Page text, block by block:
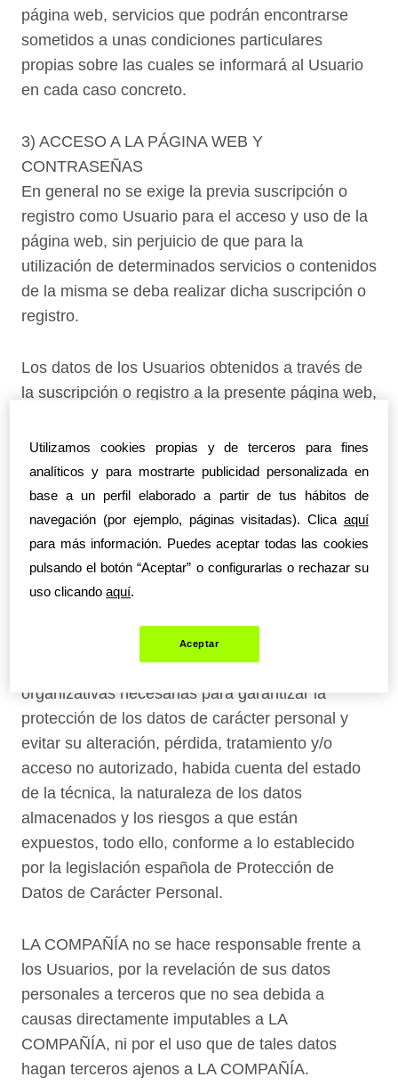
página web, servicios que podrán encontrarse
sometidos a unas condiciones particulares
propias sobre las cuales se informará al Usuario
en cada caso concreto.
3) ACCESO A LA PÁGINA WEB Y
CONTRASEÑAS
En general no se exige la previa suscripción o
registro como Usuario para el acceso y uso de la
página web, sin perjuicio de que para la
utilización de determinados servicios o contenidos
de la misma se deba realizar dicha suscripción o
registro.
Los datos de los Usuarios obtenidos a través de
la suscripción o registro a la presente página web,
por ellos mismos. El Usuario se compromete a
mantener su contraseña en secreto y a protegerla
de usos no autorizados por terceros. El Usuario
deberá notificar a LA COMPAÑÍA inmediatamente
cualquier uso no consentido de su cuenta o
cualquier violación de la seguridad relacionada
con el servicio de la página web, de la que haya
LA COMPAÑÍA adopta las medidas técnicas y
organizativas necesarias para garantizar la
protección de los datos de carácter personal y
evitar su alteración, pérdida, tratamiento y/o
acceso no autorizado, habida cuenta del estado
de la técnica, la naturaleza de los datos
almacenados y los riesgos a que están
expuestos, todo ello, conforme a lo establecido
por la legislación española de Protección de
Datos de Carácter Personal.
LA COMPAÑÍA no se hace responsable frente a
los Usuarios, por la revelación de sus datos
personales a terceros que no sea debida a
causas directamente imputables a LA
COMPAÑÍA, ni por el uso que de tales datos
hagan terceros ajenos a LA COMPAÑÍA.
Utilizamos cookies propias y de terceros para fines
analíticos y para mostrarte publicidad personalizada en
base a un perfil elaborado a partir de tus hábitos de
navegación (por ejemplo, páginas visitadas). Clica aquí
para más información. Puedes aceptar todas las cookies
pulsando el botón “Aceptar” o configurarlas o rechazar su
uso clicandoaquí.
Aceptar